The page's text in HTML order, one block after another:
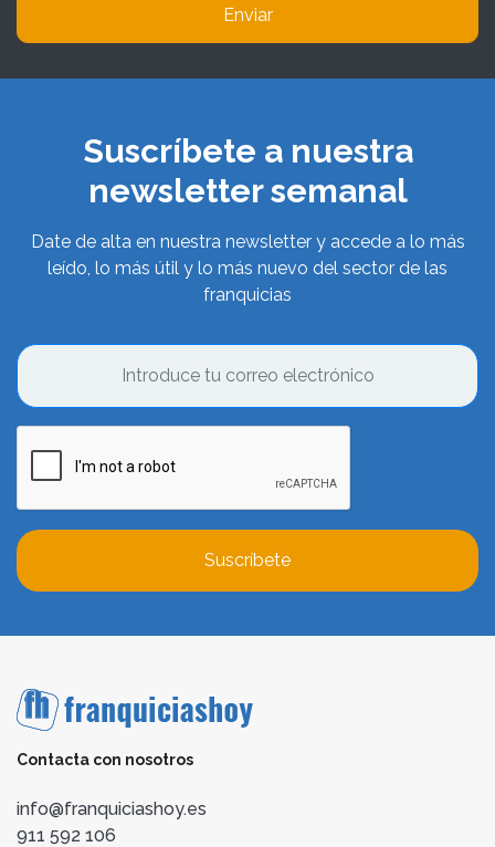
Enviar
Suscríbete a nuestra
newsletter semanal
Date de alta en nuestra newsletter y accede a lo más
leído, lo más útil y lo más nuevo del sector de las
franquicias
Suscríbete
Contacta con nosotros
info@franquiciashoy.es
911 592 106